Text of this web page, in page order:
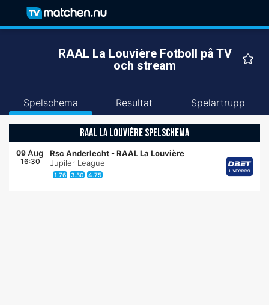
RAAL La Louvière Fotboll på TV
och stream
Spelschema Resultat Spelartrupp
RAAL LA LOUVIÈRE SPELSCHEMA
09 Aug
16:30
Rsc Anderlecht -RAAL La Louvière
Jupiler League
1.76 3.50 4.75